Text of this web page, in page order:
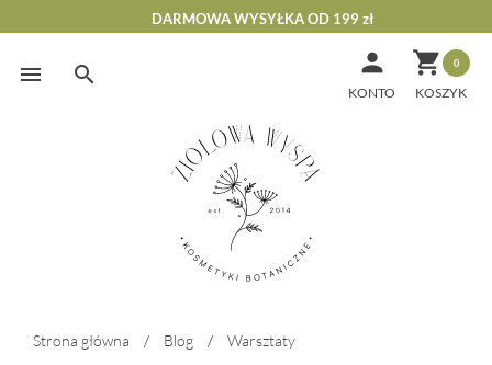
Skip
DARMOWA WYSYŁKA OD 199 zł
 0

KONTO
Strona główna / Blog / Warsztaty